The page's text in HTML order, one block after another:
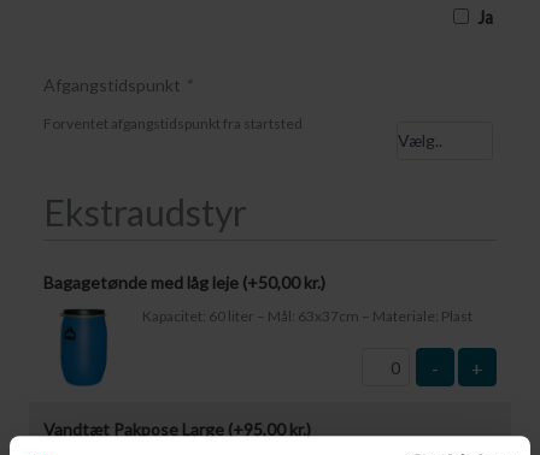
Ja
Afgangstidspunkt *
Forventet afgangstidspunkt fra startsted
Ekstraudstyr
Bagagetønde med låg leje (+50,00kr.)
Kapacitet: 60 liter – Mål: 63x37cm – Materiale: Plast
- +
Vandtæt Pakpose Large (+95,00kr.)